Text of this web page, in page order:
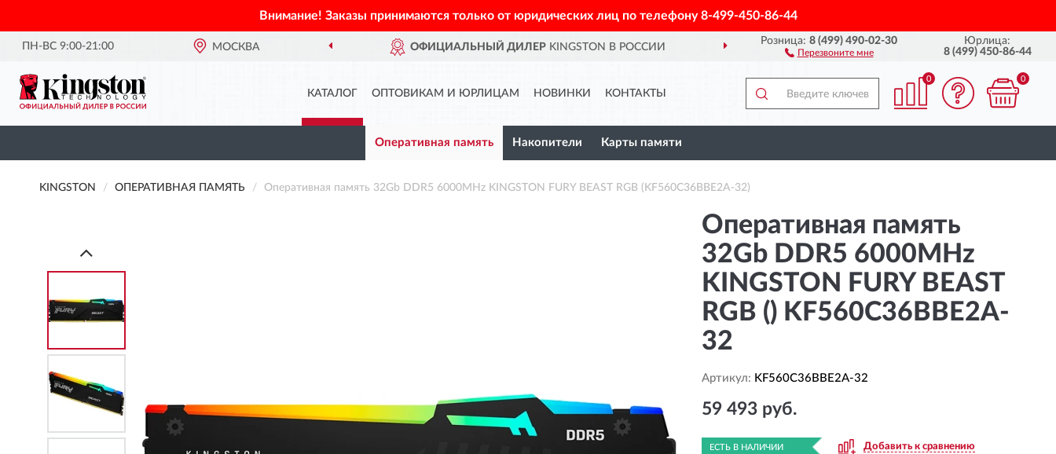
Внимание! Заказы принимаются только от юридических лиц по телефону8-499-450-86-44
ПН-ВС 9:00-21:00 МОСКВА ОФИЦИАЛЬНЫЙ ДИЛЕР KINGSTON В РОССИИ ДОСТАВИМ ПО ВСЕЙ РОССИИ
Розница:8 (499) 490-02-30
Перезвоните мне
Юрлица:
8 (499) 450-86-44
КАТАЛОГ ОПТОВИКАМ И ЮРЛИЦАМ НОВИНКИ КОНТАКТЫ
0 0
Оперативная память Накопители Карты памяти
KINGSTON ОПЕРАТИВНАЯ ПАМЯТЬ Оперативная память 32Gb DDR5 6000MHz KINGSTON FURY BEAST RGB (KF560C36BBE2A-32)
Оперативная память
32Gb DDR5 6000MHz
KINGSTON FURY BEAST
RGB () KF560C36BBE2A-
32
Артикул: KF560C36BBE2A-32
59 493 руб.
ЕСТЬ В НАЛИЧИИ Добавить к сравнению